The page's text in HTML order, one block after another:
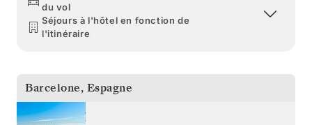
du vol
Séjours à l'hôtel en fonction de
l'itinéraire
Barcelone, Espagne